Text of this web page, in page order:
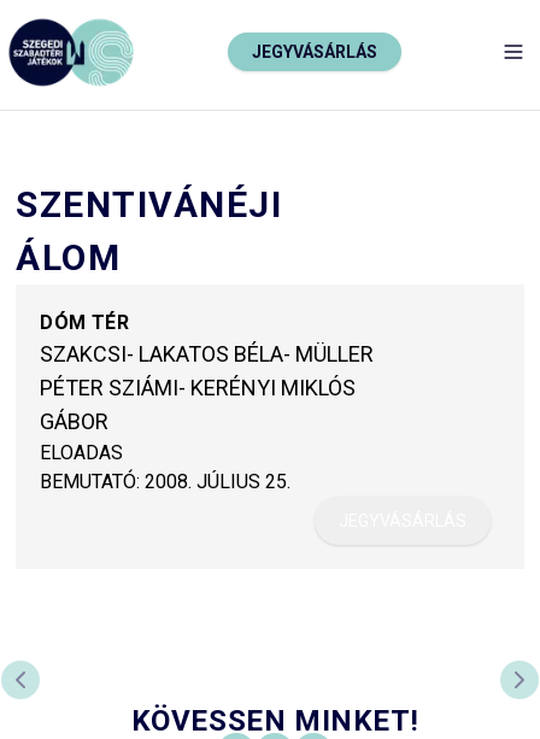
JEGYVÁSÁRLÁS
SZENTIVÁNÉJI
ÁLOM
DÓM TÉR
SZAKCSI- LAKATOS BÉLA- MÜLLER
PÉTER SZIÁMI- KERÉNYI MIKLÓS
GÁBOR
ELOADAS
BEMUTATÓ: 2008. JÚLIUS 25.
PREVIOUS SLIDE
KÖVESSEN MINKET!